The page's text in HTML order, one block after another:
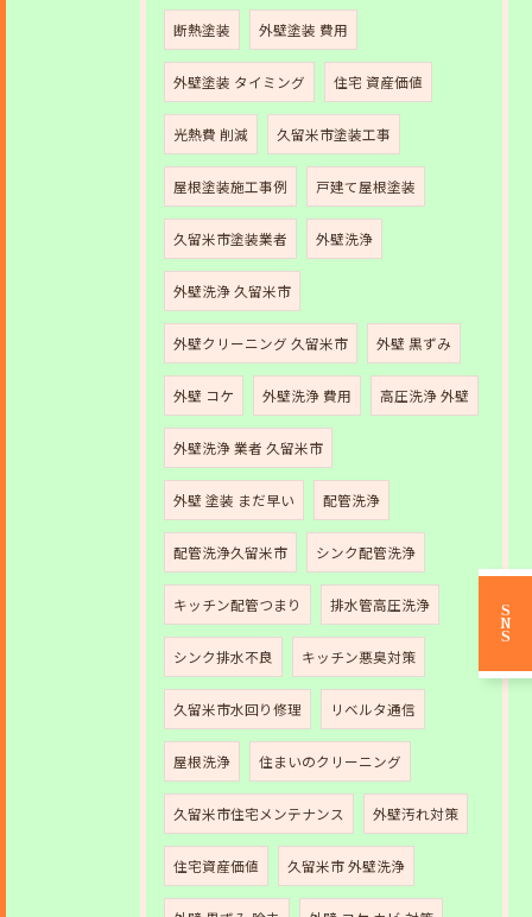
断熱塗装 外壁塗装 費用
外壁塗装 タイミング 住宅 資産価値
光熱費 削減 久留米市塗装工事
屋根塗装施工事例 戸建て屋根塗装
久留米市塗装業者 外壁洗浄
外壁洗浄 久留米市
外壁クリーニング 久留米市 外壁 黒ずみ
外壁 コケ 外壁洗浄 費用 高圧洗浄 外壁
外壁洗浄 業者 久留米市
外壁 塗装 まだ早い 配管洗浄
配管洗浄久留米市 シンク配管洗浄
キッチン配管つまり 排水管高圧洗浄
シンク排水不良 キッチン悪臭対策
久留米市水回り修理 リベルタ通信
屋根洗浄 住まいのクリーニング
久留米市住宅メンテナンス 外壁汚れ対策
住宅資産価値 久留米市 外壁洗浄
SNS